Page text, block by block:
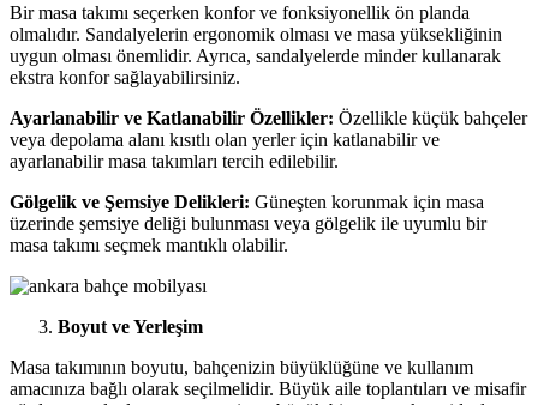
Bir masa takımı seçerken konfor ve fonksiyonellik ön planda
olmalıdır. Sandalyelerin ergonomik olması ve masa yüksekliğinin
uygun olması önemlidir. Ayrıca, sandalyelerde minder kullanarak
ekstra konfor sağlayabilirsiniz.
Ayarlanabilir ve Katlanabilir Özellikler: Özellikle küçük bahçeler
veya depolama alanı kısıtlı olan yerler için katlanabilir ve
ayarlanabilir masa takımları tercih edilebilir.
Gölgelik ve Şemsiye Delikleri: Güneşten korunmak için masa
üzerinde şemsiye deliği bulunması veya gölgelik ile uyumlu bir
masa takımı seçmek mantıklı olabilir.
Boyut ve Yerleşim
Masa takımının boyutu, bahçenizin büyüklüğüne ve kullanım
amacınıza bağlı olarak seçilmelidir. Büyük aile toplantıları ve misafir